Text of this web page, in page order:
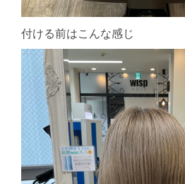
付ける前はこんな感じ